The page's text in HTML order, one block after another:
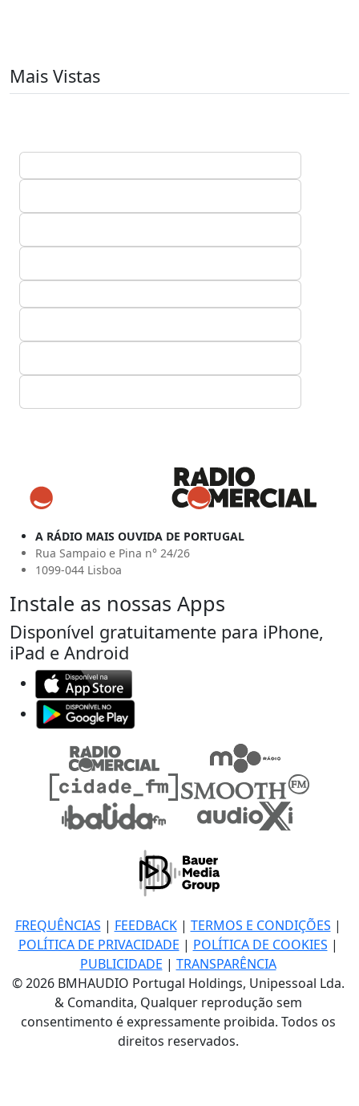
Mais Vistas
A RÁDIO MAIS OUVIDA DE PORTUGAL
Rua Sampaio e Pina n° 24/26
1099-044 Lisboa
Instale as nossas Apps
Disponível gratuitamente para iPhone,
iPad e Android
FREQUÊNCIAS | FEEDBACK| TERMOS E CONDIÇÕES |
POLÍTICA DE PRIVACIDADE | POLÍTICA DE COOKIES |
PUBLICIDADE | TRANSPARÊNCIA
© 2026 BMHAUDIO Portugal Holdings, Unipessoal Lda.
& Comandita, Qualquer reprodução sem
consentimento é expressamente proibida. Todos os
direitos reservados.